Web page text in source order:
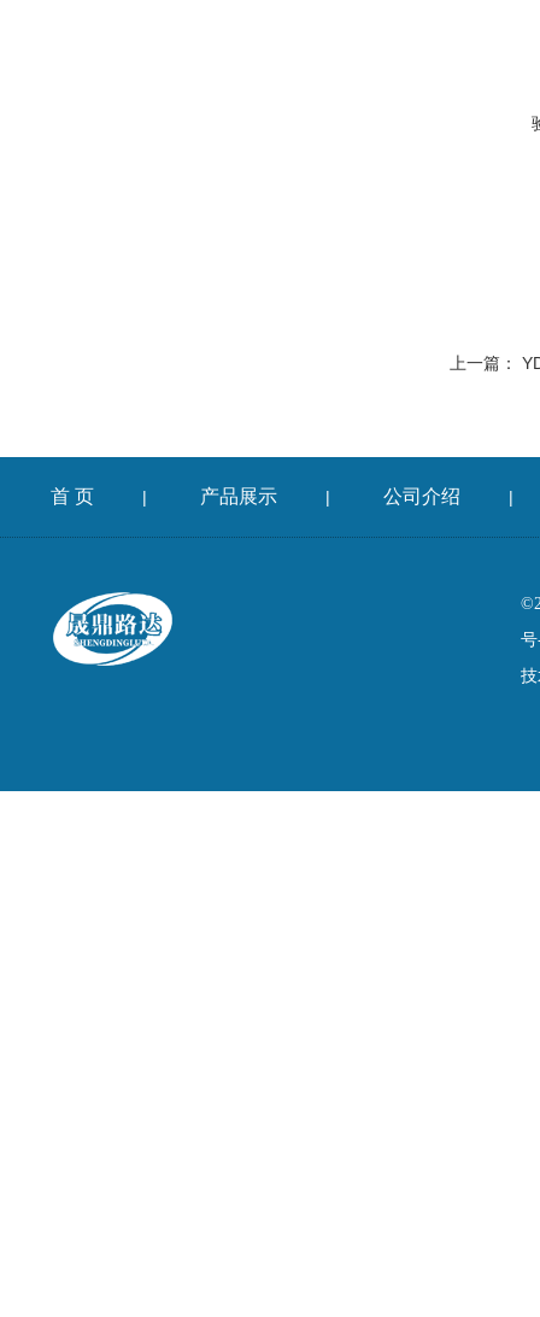
上一篇：
首 页 | 产品展示 | 公司介绍 |
号